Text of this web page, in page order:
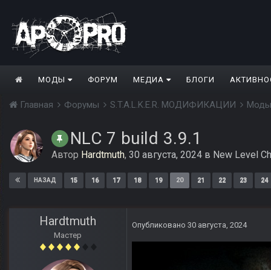
МОДЫ ФОРУМ МЕДИА БЛОГИ
Главная Форумы S.T.A.L.K.E.R. МОДИФИКАЦИИ
NLC 7 build 3.9.1
Автор Hardtmuth, 30 августа, 2024 в New Level
НАЗАД 15 16 17 18 19 20 21 22 23 24
Hardtmuth
Мастер
Опубликовано 30 августа, 2024